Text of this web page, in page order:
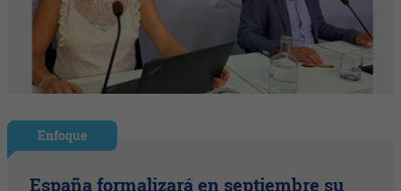
Enfoque
España formalizará en septiembre su